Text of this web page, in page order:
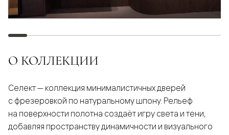
О КОЛЛЕКЦИИ
Селект — коллекция минималистичных дверей
с фрезеровкой по натуральному шпону. Рельеф
на поверхности полотна создаёт игру света и тени,
добавляя пространству динамичности и визуального